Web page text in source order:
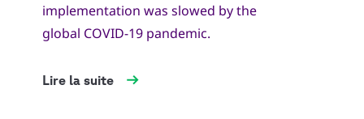
implementation was slowed by the
global COVID-19 pandemic.
Lire la suite